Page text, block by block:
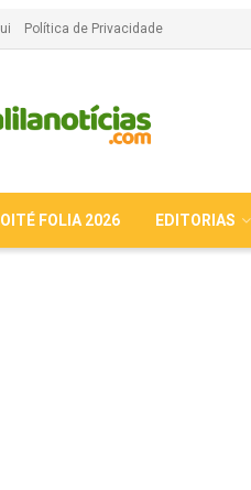
Política de Privacidade
FOLIA 2026 EDITORIAS